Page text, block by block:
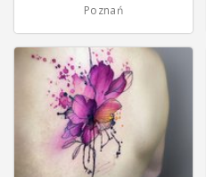
Poznań